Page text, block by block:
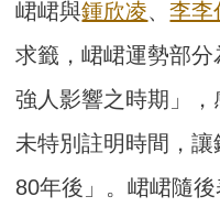
峮峮與鍾欣凌、李李
求籤，峮峮運勢部
強人影響之時期」
未特別註明時間，
80年後」。峮峮隨